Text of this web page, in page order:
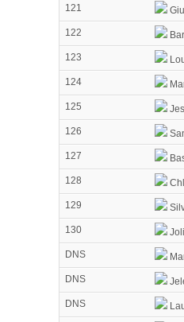
121
122
123
124
125
126
127
128
129
130
DNS
DNS
DNS